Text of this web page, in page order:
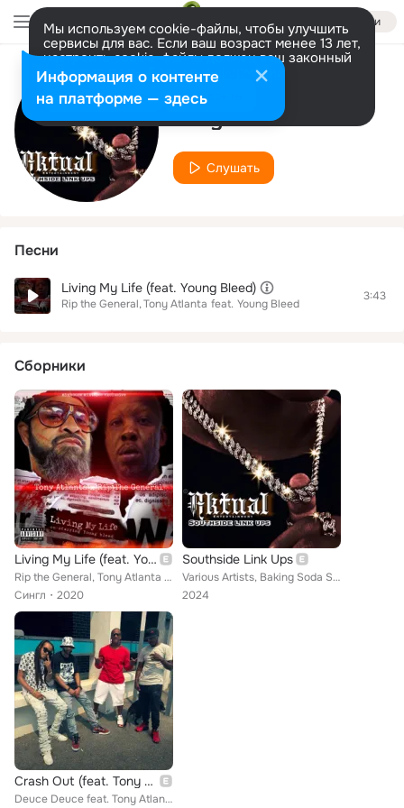
Войти
Мы используем cookie-файлы, чтобы улучшить
сервисы для вас. Если ваш возраст менее 13 лет,
настроить cookie-файлы должен ваш законный
представитель. Больше информации
Разрешить все Настроить
Исполнитель
Tony Atlanta
Слушать
Песни
Living My Life (feat. Young Bleed)
Rip the General Tony Atlanta feat. Young Bleed
3:43
Сборники
Living My Life (feat. Young Bleed)
Rip the General, Tony Atlanta feat. Young Bleed
Сингл
2020
Southside Link Ups
Various Artists, Baking Soda Sam, D Lanski, Who Made This, Aktual, itz j bae, 550 feat. Trae Tha Truth, Cellbows, Akk, Officiall...
2024
Crash Out (feat. Tony Atlanta, Stump Getz & Johnny Time)
Deuce Deuce feat. Tony Atlanta, Stump Getz, Johnny Time
Информация о контенте
на платформе — здесь